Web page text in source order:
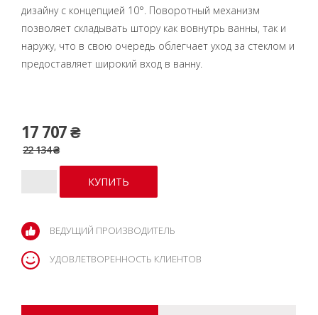
дизайну с концепцией 10°. Поворотный механизм
позволяет складывать штору как вовнутрь ванны, так и
наружу, что в свою очередь облегчает уход за стеклом и
предоставляет широкий вход в ванну.
17 707 ₴
22 134 ₴
ВЕДУЩИЙ ПРОИЗВОДИТЕЛЬ
УДОВЛЕТВОРЕННОСТЬ КЛИЕНТОВ